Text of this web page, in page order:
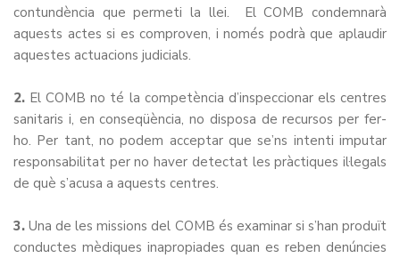
contundència que permeti la llei. El COMB condemnarà
aquests actes si es comproven, i només podrà que aplaudir
aquestes actuacions judicials.
2. El COMB no té la competència d’inspeccionar els centres
sanitaris i, en conseqüència, no disposa de recursos per fer-
ho. Per tant, no podem acceptar que se’ns intenti imputar
responsabilitat per no haver detectat les pràctiques il·legals
de què s’acusa a aquests centres.
3. Una de les missions del COMB és examinar si s’han produït
conductes mèdiques inapropiades quan es reben denúncies